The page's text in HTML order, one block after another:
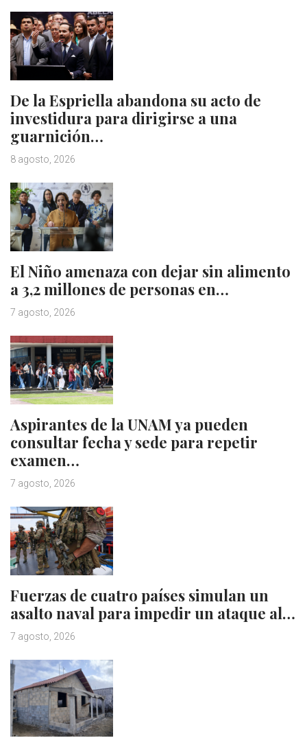
De la Espriella abandona su acto de
investidura para dirigirse a una
guarnición…
8 agosto, 2026
El Niño amenaza con dejar sin alimento
a 3,2 millones de personas en…
7 agosto, 2026
Aspirantes de la UNAM ya pueden
consultar fecha y sede para repetir
examen…
7 agosto, 2026
Fuerzas de cuatro países simulan un
asalto naval para impedir un ataque al…
7 agosto, 2026